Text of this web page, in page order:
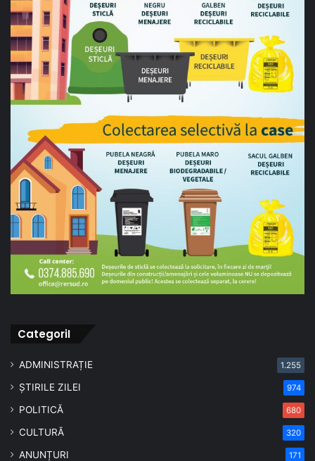
CategoriI
ADMINISTRAȚIE 1.255
ȘTIRILE ZILEI 974
POLITICĂ 680
CULTURĂ 320
ANUNȚURI 171